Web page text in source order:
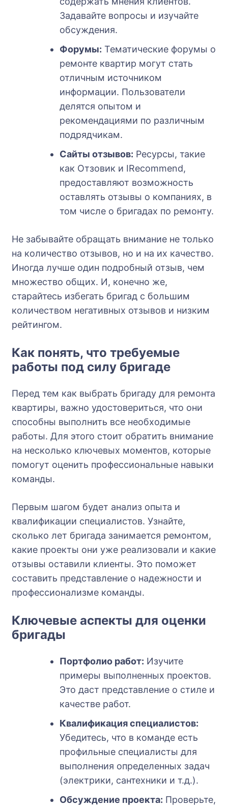
Задавайте вопросы и изучайте
обсуждения.
Форумы: Тематические форумы о
ремонте квартир могут стать
отличным источником
информации. Пользователи
делятся опытом и
рекомендациями по различным
подрядчикам.
Сайты отзывов: Ресурсы, такие
как Отзовик и IRecommend,
предоставляют возможность
оставлять отзывы о компаниях, в
том числе о бригадах по ремонту.
Не забывайте обращать внимание не только
на количество отзывов, но и на их качество.
Иногда лучше один подробный отзыв, чем
множество общих. И, конечно же,
старайтесь избегать бригад с большим
количеством негативных отзывов и низким
рейтингом.
Как понять, что требуемые
работы под силу бригаде
Перед тем как выбрать бригаду для ремонта
квартиры, важно удостовериться, что они
способны выполнить все необходимые
работы. Для этого стоит обратить внимание
на несколько ключевых моментов, которые
помогут оценить профессиональные навыки
команды.
Первым шагом будет анализ опыта и
квалификации специалистов. Узнайте,
сколько лет бригада занимается ремонтом,
какие проекты они уже реализовали и какие
отзывы оставили клиенты. Это поможет
составить представление о надежности и
профессионализме команды.
Ключевые аспекты для оценки
бригады
Портфолио работ: Изучите
примеры выполненных проектов.
Это даст представление о стиле и
качестве работ.
Квалификация специалистов:
Убедитесь, что в команде есть
профильные специалисты для
выполнения определенных задач
(электрики, сантехники и т.д.).
Обсуждение проекта: Проверьте,